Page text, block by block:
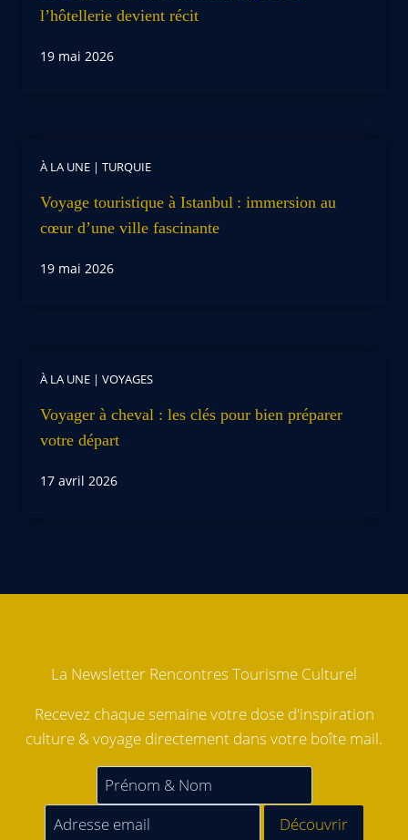
l’hôtellerie devient récit
19 mai 2026
À LA UNE | TURQUIE
Voyage touristique à Istanbul : immersion au
cœur d’une ville fascinante
19 mai 2026
À LA UNE | VOYAGES
Voyager à cheval : les clés pour bien préparer
votre départ
17 avril 2026
La Newsletter Rencontres Tourisme Culturel
Recevez chaque semaine votre dose d'inspiration
culture & voyage directement dans votre boîte mail.